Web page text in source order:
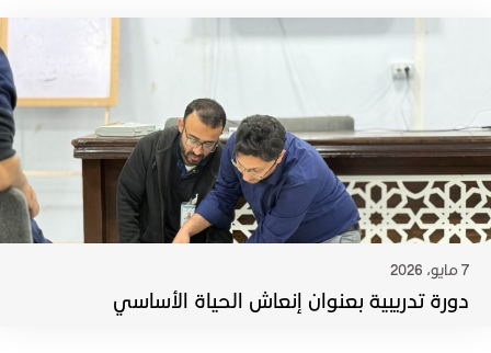
7 مايو، 2026
دورة تدريبية بعنوان إنعاش الحياة الأساسي